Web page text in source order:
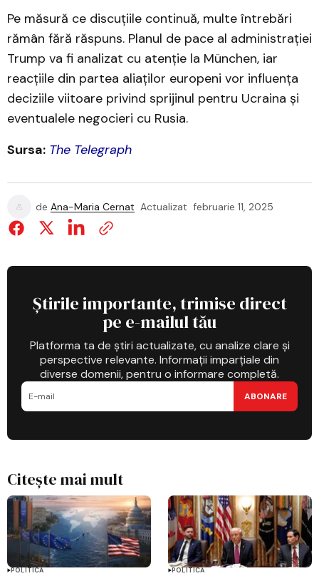
Pe măsură ce discuțiile continuă, multe întrebări
rămân fără răspuns. Planul de pace al administrației
Trump va fi analizat cu atenție la München, iar
reacțiile din partea aliaților europeni vor influența
deciziile viitoare privind sprijinul pentru Ucraina și
eventualele negocieri cu Rusia.
Sursa: The Telegraph
de Ana-Maria Cernat Actualizat februarie 11, 2025
Știrile importante, trimise direct
pe e-mailul tău
Platforma ta de știri actualizate, cu analize clare și
perspective relevante. Informații imparțiale din
diverse domenii, pentru o informare completă.
ABONARE
Citește mai mult
POLITICĂ POLITICĂ